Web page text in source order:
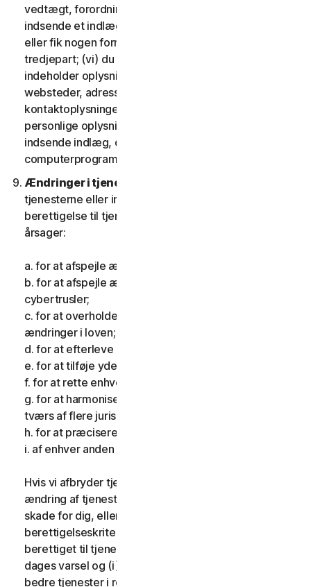
vedtægt, forordning eller forskrift; (v) du vil ikke
indsende et indlæg, som du blev kompenseret for
eller fik nogen form for vederlag for af nogen
tredjepart; (vi) du vil ikke indsende indlæg, der
indeholder oplysninger, der refererer til andre
websteder, adresser, mailadresser,
kontaktoplysninger, telefonnumre eller andre
personlige oplysninger for nogen; og (vii) du vil ikke
indsende indlæg, der indeholder potentielt skadelige
computerprogrammer eller filer.
Ændringer i tjenesterne.
tjenesterne eller indføre eller variere kriterierne for
berettigelse til tjenesterne af en eller flere følgende
årsager:
a. for at afspejle ændringer i teknologien;
b. for at afspejle ændringer i karakteren af
cybertrusler;
c. for at overholde gældende lovgivning og afspejle
ændringer i loven;
d. for at efterleve krav pålagt af et tilsynsorgan;
e. for at tilføje yderligere funktionalitet;
f. for at rette enhver fejl;
g. for at harmonisere tjenesterne eller vilkårene på
tværs af flere jurisdiktioner;
h. for at præcisere vilkårene; og
i. af enhver anden gyldig grund.
Hvis vi afbryder tjenesterne, foretager en væsentlig
ændring af tjenesterne, som kan være til væsentlig
skade for dig, eller indfører eller ændrer
berettigelseskriterier, så du ikke længere er
berettiget til tjenesterne, giver vi dig fjorten (14)
dages varsel og (i) giver dig sammenlignelige eller
bedre tjenester i resten af din tjenesteperiode uden